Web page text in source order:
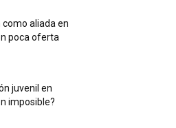
como aliada en
poca oferta
juvenil en
imposible?